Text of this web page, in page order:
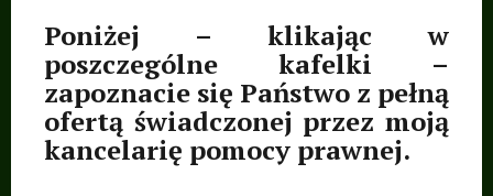
Poniżej – klikając w
poszczególne kafelki –
zapoznacie się Państwo z pełną
ofertą świadczonej przez moją
kancelarię pomocy prawnej.